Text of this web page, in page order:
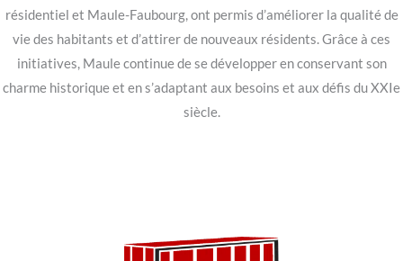
résidentiel et Maule-Faubourg, ont permis d’améliorer la qualité de
vie des habitants et d’attirer de nouveaux résidents. Grâce à ces
initiatives, Maule continue de se développer en conservant son
charme historique et en s’adaptant aux besoins et aux défis du XXIe
siècle.